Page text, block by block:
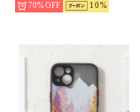
70% 10